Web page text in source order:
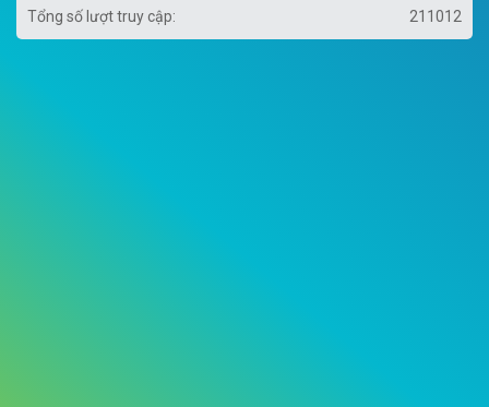
211012
Tổng số lượt truy cập: